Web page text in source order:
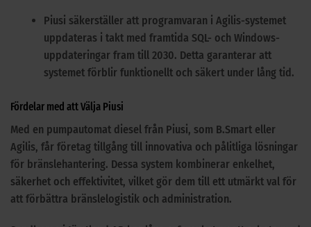
Piusi säkerställer att programvaran i Agilis-systemet
uppdateras i takt med framtida SQL- och Windows-
uppdateringar fram till 2030. Detta garanterar att
systemet förblir funktionellt och säkert under lång tid​​.
Fördelar med att Välja Piusi
Med en pumpautomat diesel från Piusi, som B.Smart eller
Agilis, får företag tillgång till innovativa och pålitliga lösningar
för bränslehantering. Dessa system kombinerar enkelhet,
säkerhet och effektivitet, vilket gör dem till ett utmärkt val för
att förbättra bränslelogistik och administration.